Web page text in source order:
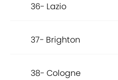
36- Lazio
37- Brighton
38- Cologne